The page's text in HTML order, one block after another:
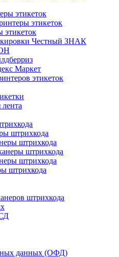
этикеток
этикеток
этикеток
Честный ЗНАК
Маркет
этикеток
лента
штрихкода
штрихкода
штрихкода
штрихкода
штрихкода
штрихкода
данных (ОФД)